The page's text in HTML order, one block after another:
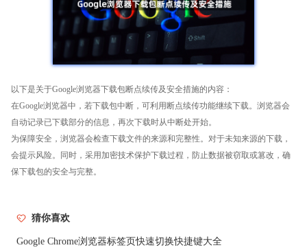
以下是关于Google浏览器下载包断点续传及安全措施的内容：
在Google浏览器中，若下载包中断，可利用断点续传功能继续下载。浏览器会
自动记录已下载部分的信息，再次下载时从中断处开始。
为保障安全，浏览器会检查下载文件的来源和完整性。对于未知来源的下载，
会提示风险。同时，采用加密技术保护下载过程，防止数据被窃取或篡改，确
保下载包的安全与完整。
猜你喜欢
Google Chrome浏览器标签页快速切换快捷键大全